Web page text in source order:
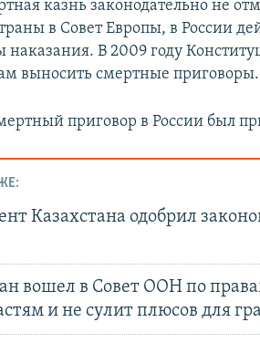
казнь законодательно не
в Совет Европы, в России
В 2009 году
выносить смертные приговоры.
приговор в России был
Казахстана одобрил
вошел в Совет ООН по
и не сулит плюсов для